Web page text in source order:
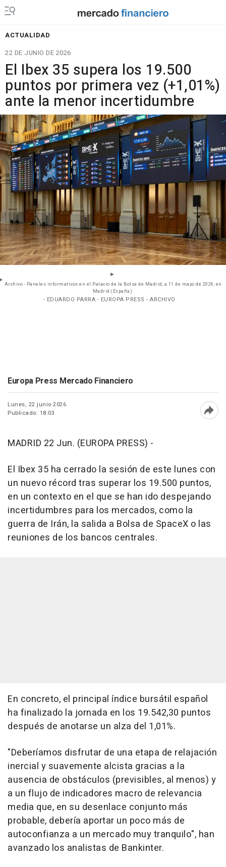
ACTUALIDAD
22 DE JUNIO DE 2026
El Ibex 35 supera los 19.500
puntos por primera vez (+1,01%)
ante la menor incertidumbre
Archivo - Paneles informativos en el Palacio de la Bolsa de Madrid, a 11 de mayo de 2026, en
Madrid (España).
- EDUARDO PARRA - EUROPA PRESS - ARCHIVO
Europa Press Mercado Financiero
Lunes, 22 junio 2026
Publicado: 18:03
MADRID 22 Jun. (EUROPA PRESS) -
El Ibex 35 ha cerrado la sesión de este lunes con
un nuevo récord tras superar los 19.500 puntos,
en un contexto en el que se han ido despejando
incertidumbres para los mercados, como la
guerra de Irán, la salida a Bolsa de SpaceX o las
reuniones de los bancos centrales.
En concreto, el principal índice bursátil español
ha finalizado la jornada en los 19.542,30 puntos
después de anotarse un alza del 1,01%.
"Deberíamos disfrutar de una etapa de relajación
inercial y suavemente alcista gracias a la
ausencia de obstáculos (previsibles, al menos) y
a un flujo de indicadores macro de relevancia
media que, en su desenlace conjunto más
probable, debería aportar un poco más de
autoconfianza a un mercado muy tranquilo", han
avanzado los analistas de Bankinter.